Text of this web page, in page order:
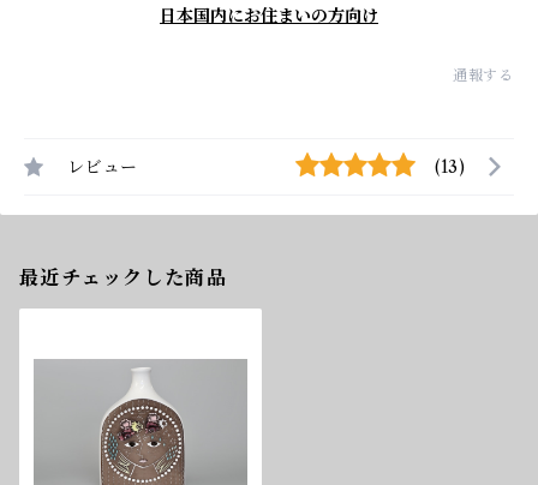
日本国内にお住まいの方向け
通報する
レビュー (13)
最近チェックした商品